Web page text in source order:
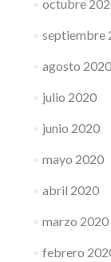
octubre
septiembre
agosto 2020
julio 2020
junio 2020
mayo 2020
abril 2020
marzo 2020
febrero